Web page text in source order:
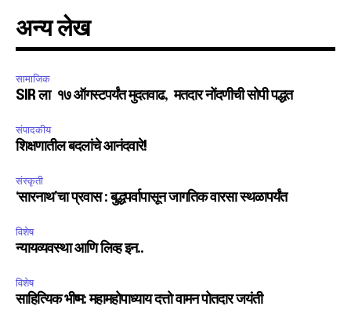
अन्य लेख
सामाजिक
SIR ला १७ ऑगस्टपर्यंत मुदतवाढ, मतदार नोंदणीची सोपी पद्धत
संपादकीय
शिक्षणातील बदलांचे आनंदवारे!
संस्कृती
‘सारनाथ’चा प्रवास : बुद्धपर्वापासून जागतिक वारसा स्थळापर्यंत
विशेष
न्यायव्यवस्था आणि लिव्ह इन..
विशेष
साहित्यिक भीष्म: महामहोपाध्याय दत्तो वामन पोतदार जयंती